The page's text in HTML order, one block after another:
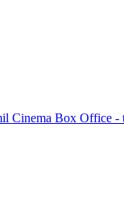
Cinema Box Office -